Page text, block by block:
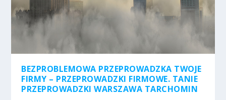
BEZPROBLEMOWA PRZEPROWADZKA TWOJE
FIRMY – PRZEPROWADZKI FIRMOWE. TANIE
PRZEPROWADZKI WARSZAWA TARCHOMIN